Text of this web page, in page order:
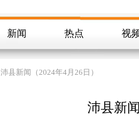
新闻 热点 视
沛县新闻（2024年4月26日）
沛县新